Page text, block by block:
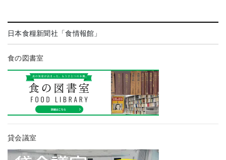
日本食糧新聞社「食情報館」
食の図書室
貸会議室